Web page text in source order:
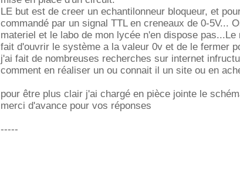
LE but est de creer un echantilonneur bloqueur, et
commandé par un signal TTL en creneaux de 0-5V...
materiel et le labo de mon lycée n'en dispose
fait d'ouvrir le système a la valeur 0v et de le fermer
j'ai fait de nombreuses recherches sur internet
comment en réaliser un ou connait il un site ou en
pour être plus clair j'ai chargé en pièce jointe le
merci d'avance pour vos réponses
-----